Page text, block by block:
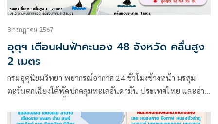
8 กรกฎาคม 2567
อุตุฯ เตือนฝนฟ้าคะนอง 48 จังหวัด คลื่นสูง
2 เมตร
กรมอุตุนิยมวิทยา พยากรณ์อากาศ 24 ชั่วโมงข้างหน้า มรสุม
ตะวันตกเฉียงใต้พัดปกคลุมทะเลอันดามัน ประเทศไทย และอ่าว
ตกหนักบางแห่ง